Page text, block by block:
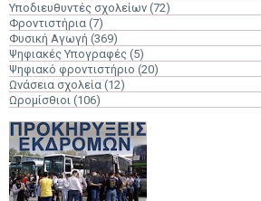
Υποδιευθυντές σχολείων (72)
Φροντιστήρια (7)
Φυσική Αγωγή (369)
Ψηφιακές Υπογραφές (5)
Ψηφιακό φροντιστήριο (20)
Ωνάσεια σχολεία (12)
Ωρομίσθιοι (106)